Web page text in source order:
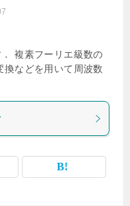
複素フーリエ級数の
などを用いて周波数